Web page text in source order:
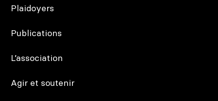
Plaidoyers
Publications
L’association
Agir et soutenir